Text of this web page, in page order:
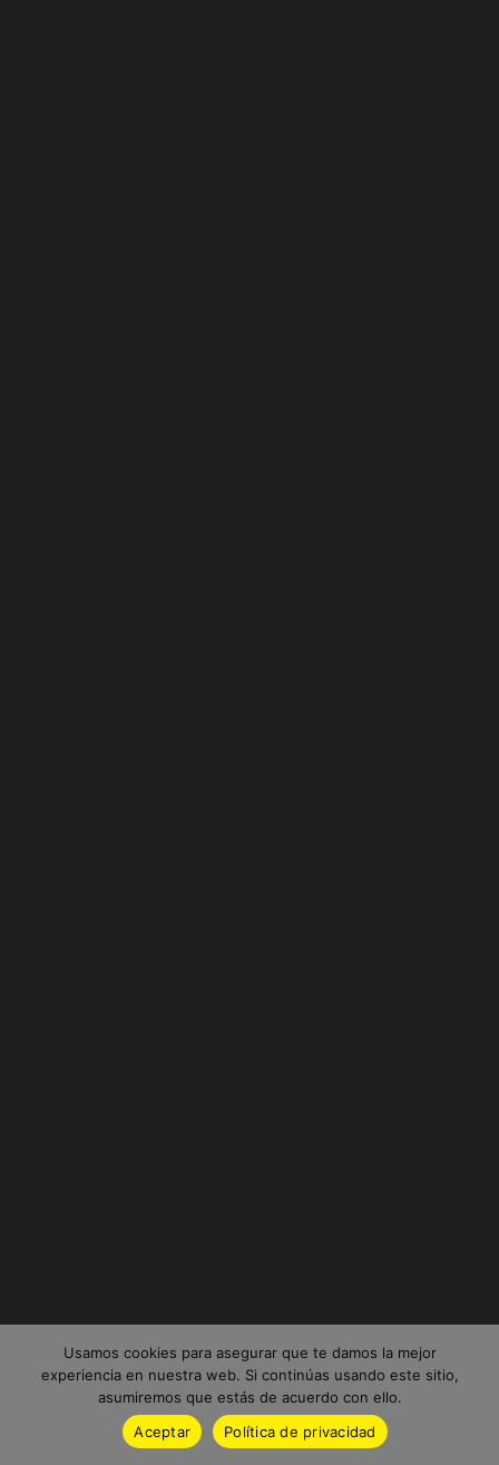
Usamos cookies para asegurar que te damos la mejor
experiencia en nuestra web. Si continúas usando este sitio,
asumiremos que estás de acuerdo con ello.
Aceptar
Política de privacidad